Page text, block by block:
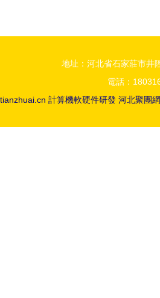
地址：河北省石家莊市井
電話：
計算機軟硬件研發 河北聚團